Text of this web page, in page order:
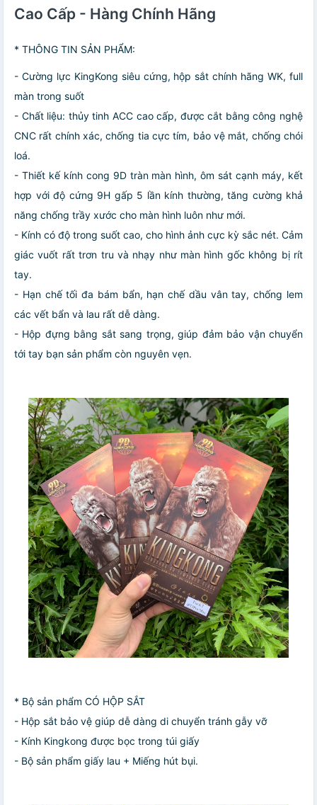
Cao Cấp - Hàng Chính Hãng
* THÔNG TIN SẢN PHẨM:
- Cường lực KingKong siêu cứng, hộp sắt chính hãng WK, full
màn trong suốt
- Chất liệu: thủy tinh ACC cao cấp, được cắt bằng công nghệ
CNC rất chính xác, chống tia cực tím, bảo vệ mắt, chống chói
loá.
- Thiết kế kính cong 9D tràn màn hình, ôm sát cạnh máy, kết
hợp với độ cứng 9H gấp 5 lần kính thường, tăng cường khả
năng chống trầy xước cho màn hình luôn như mới.
- Kính có độ trong suốt cao, cho hình ảnh cực kỳ sắc nét. Cảm
giác vuốt rất trơn tru và nhạy như màn hình gốc không bị rít
tay.
- Hạn chế tối đa bám bẩn, hạn chế dầu vân tay, chống lem
các vết bẩn và lau rất dễ dàng.
- Hộp đựng bằng sắt sang trọng, giúp đảm bảo vận chuyển
tới tay bạn sản phẩm còn nguyên vẹn.
* Bộ sản phẩm CÓ HỘP SẮT
- Hộp sắt bảo vệ giúp dễ dàng di chuyển tránh gẫy vỡ
- Kính Kingkong được bọc trong túi giấy
- Bộ sản phẩm giấy lau + Miếng hút bụi.